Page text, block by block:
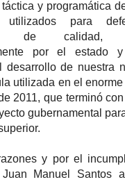
y programática
utilizados para
de calidad,
por el estado
desarrollo de nuestra
utilizada en el
2011, que terminó
gubernamental
y por el
Juan Manuel Santos